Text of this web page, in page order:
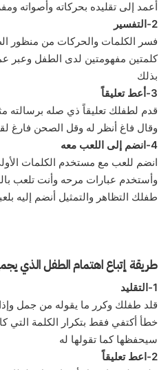
أعمد إلى تقليده بحركاته وأصواته
2-التفسير
فسر الكلمات والحركات من منظور
كلمتين مفهومتين لدى الطفل وعبر
بذلك
3-أعط تعليقاً
قدم لطفلك تعليقاً ذي صله برسالته
وقال فاغ أنظر له وقل الصحن فارغ
4-انضم إلى اللعب معه
انضم للعب مع مستخدم الكلمات
وأستخدم عبارات مرحه وأنت تلعب
طفلك التظاهر والتمثيل أنضم إليه
طريقة إتباع اهتمام الطفل الذي
1-التقليد
قلد طفلك وكرر ما يقوله من جمل
خطأ أكتفي فقط بتكرار الكلمة التي
سيحفظها كما تقولها له
2-اعط تعليقاً